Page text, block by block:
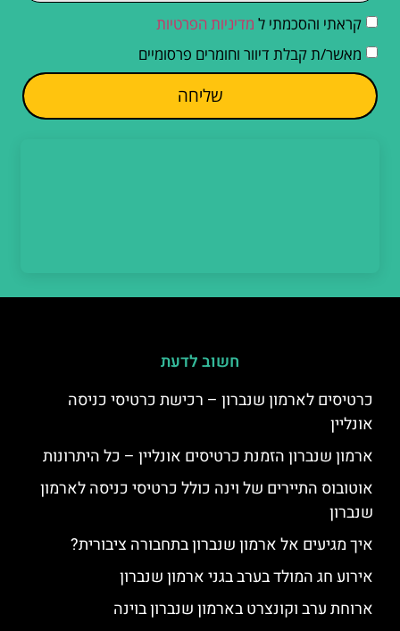
קראתי והסכמתי ל מדיניות הפרטיות
מאשר/ת קבלת דיוור וחומרים פרסומיים
שליחה
חשוב לדעת
כרטיסים לארמון שנברון – רכישת כרטיסי כניסה
אונליין
ארמון שנברון הזמנת כרטיסים אונליין – כל היתרונות
אוטובוס התיירים של וינה כולל כרטיסי כניסה לארמון
שנברון
איך מגיעים אל ארמון שנברון בתחבורה ציבורית?
אירוע חג המולד בערב בגני ארמון שנברון
ארוחת ערב וקונצרט בארמון שנברון בוינה